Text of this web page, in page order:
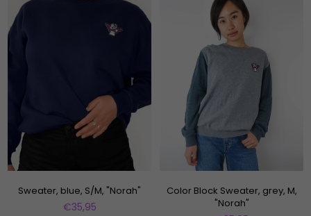
Sweater, blue, S/M, "Norah"
Normaler
€35,95
Color Block Sweater, grey, M,
"Norah"